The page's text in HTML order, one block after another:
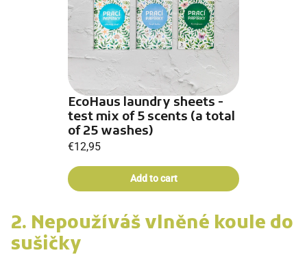
EcoHaus laundry sheets -
test mix of 5 scents (a total
of 25 washes)
€12,95
2. Nepoužíváš vlněné koule do
sušičky